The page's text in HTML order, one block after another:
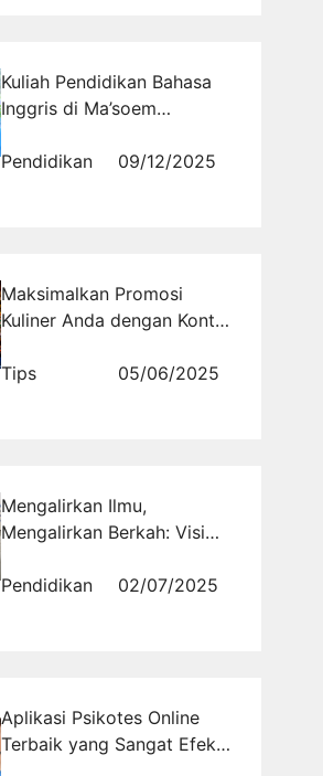
Kuliah Pendidikan Bahasa
Inggris di Ma’soem
Lengkap, Fasilitas Modern,
Pendidikan 09/12/2025
Maksimalkan Promosi
Kuliner Anda dengan Konten
Rajakomen.com
Tips 05/06/2025
Mengalirkan Ilmu,
Mengalirkan Berkah: Visi
Pendidikan
02/07/2025
Aplikasi Psikotes Online
Terbaik yang Sangat Efektif